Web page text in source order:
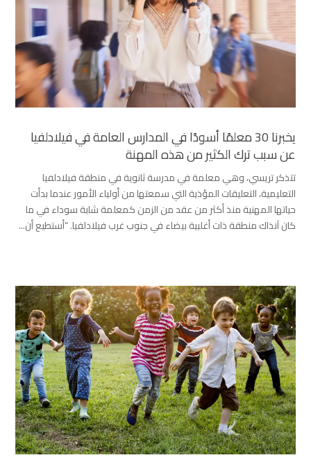
يخبرنا 30 معلمًا أسودًا في المدارس العامة في فيلادلفيا
عن سبب ترك الكثير من هذه المهنة
تتذكر تريسي، وهي معلمة في مدرسة ثانوية في منطقة فيلادلفيا
التعليمية، التعليقات المؤذية التي سمعتها من أولياء الأمور عندما بدأت
حياتها المهنية منذ أكثر من عقد من الزمن كمعلمة شابة سوداء في ما
كان آنذاك منطقة ذات أغلبية بيضاء في جنوب غرب فيلادلفيا. “أستطيع أن...